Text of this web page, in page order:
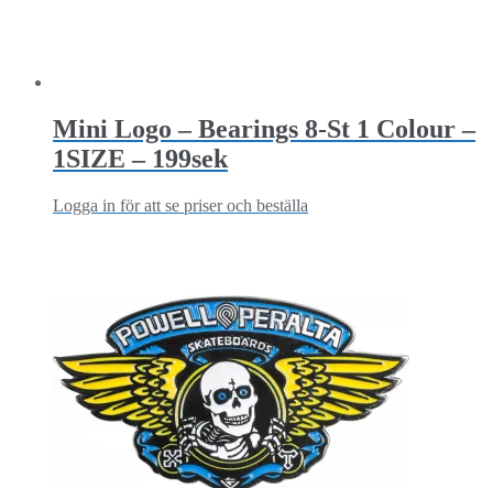
Mini Logo – Bearings 8-St 1 Colour –
1SIZE – 199sek
Logga in för att se priser och beställa